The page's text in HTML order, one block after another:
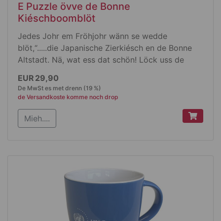
E Puzzle övve de Bonne
Kiéschboomblöt
Jedes Johr em Fröhjohr wänn se wedde
blöt,“.....die Japanische Zierkiésch en de Bonne
Altstadt. Nä, wat ess dat schön! Löck uss de
Jetz können se die Blöte et janze Johr övve hann
un sich draan erfreue, sie mössen nur jet dofüé
donn. Et ess nämlich e Puzzle, wat se
zesammesetze mösse, uss enem orijinal Bildche
uss de Heerstroß entstande. Et besteht uss 1000
Produktdetails:
E Fotopuzzle met de Bonne
Kiéschboomblöt drop
uss 1000 Deel
EUR 29,90
De MwSt es met drenn (19 %)
de Versandkoste komme noch drop
Mieh....